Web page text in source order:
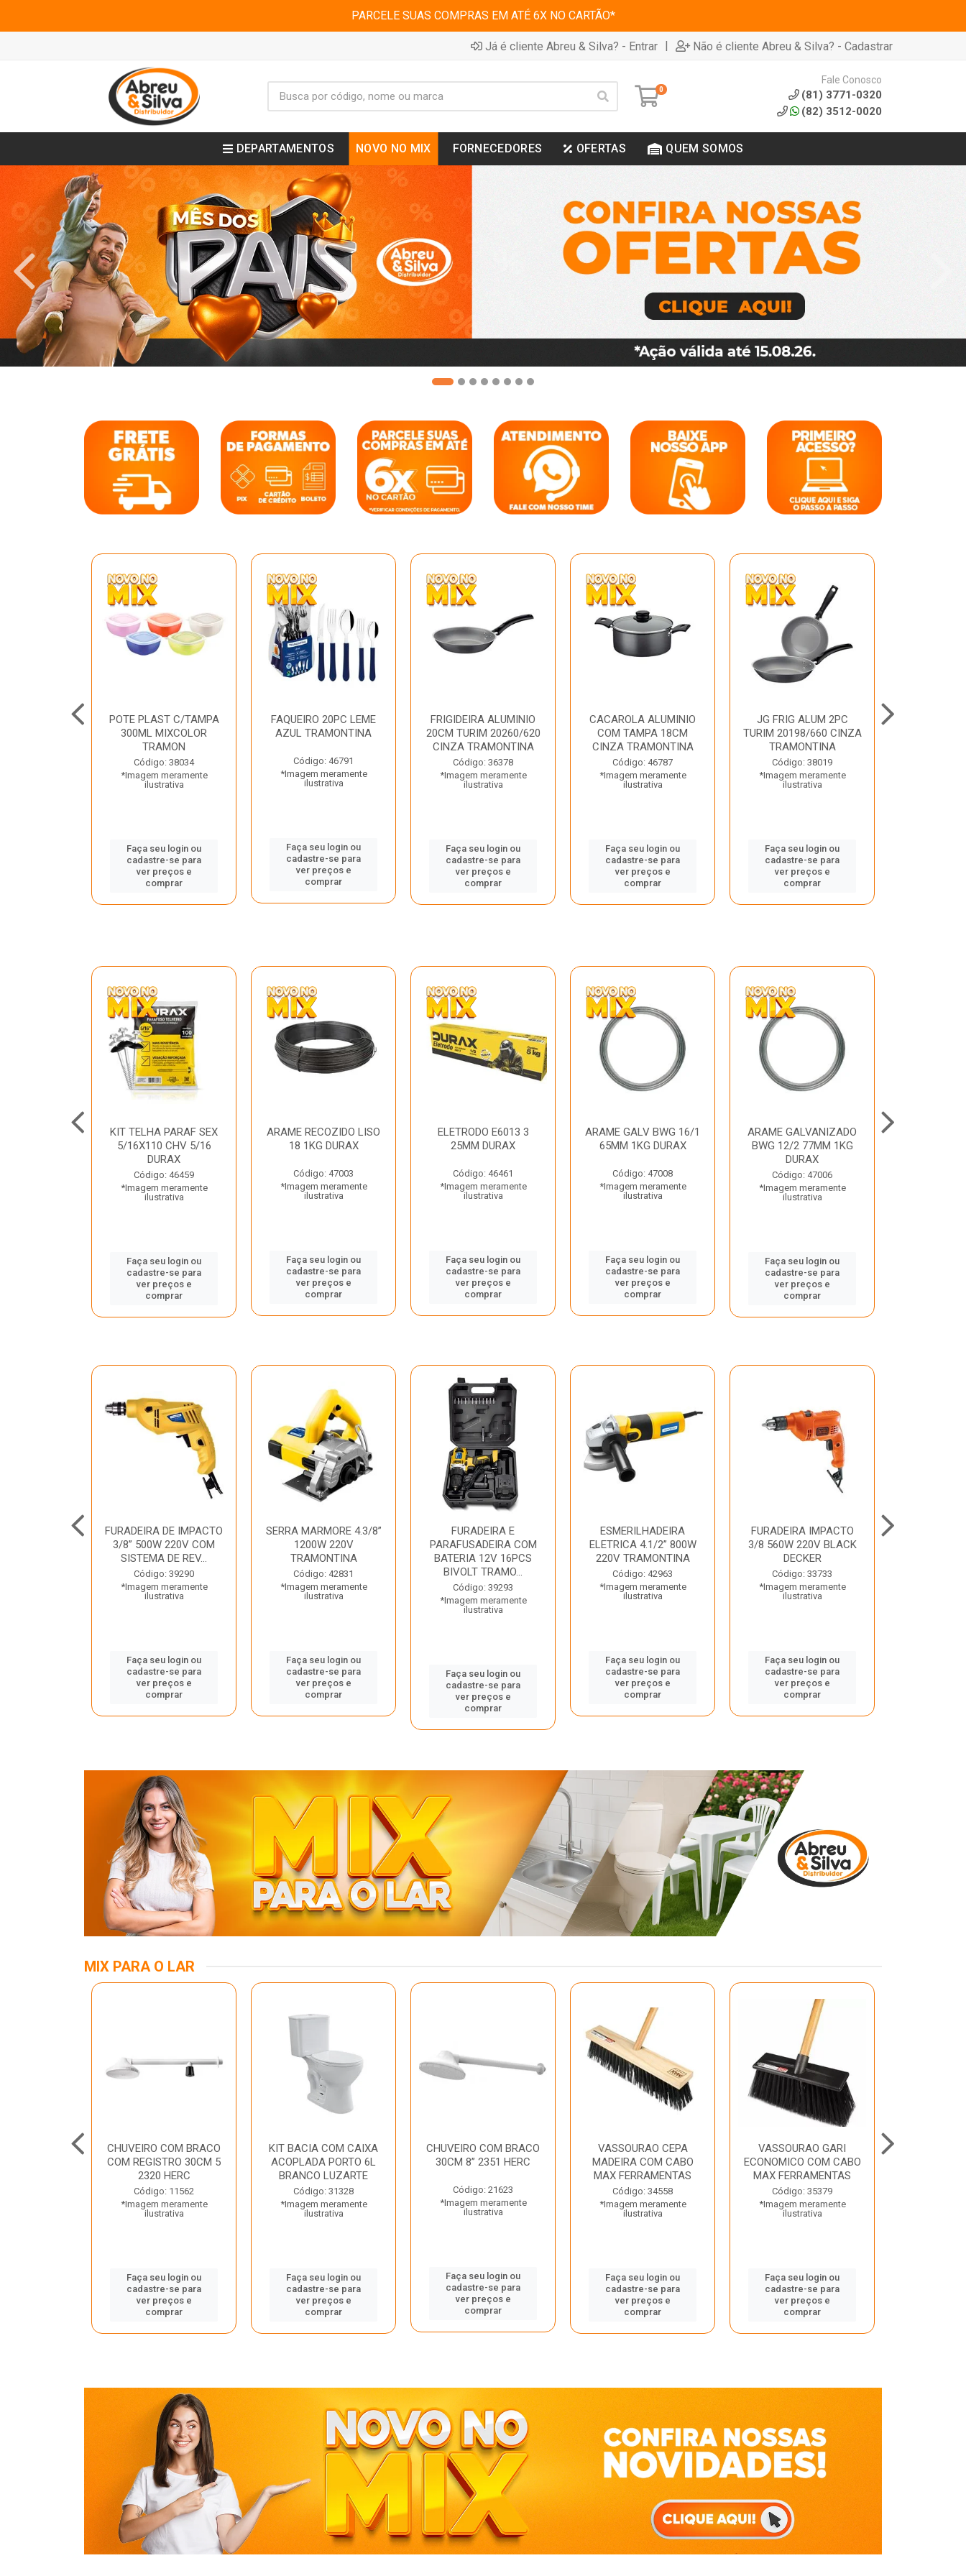
PARCELE SUAS COMPRAS EM ATÉ 6X NO CARTÃO*
Já é cliente Abreu & Silva? - Entrar | Não é cliente Abreu & Silva? - Cadastrar
0
Fale Conosco
(81) 3771-0320
(82) 3512-0020
DEPARTAMENTOS NOVO NO MIX FORNECEDORES OFERTAS QUEM SOMOS
POTE PLAST C/TAMPA
300ML MIXCOLOR
TRAMON
Código: 38034
*Imagem meramente
ilustrativa
Faça seu login ou
cadastre-se para
ver preços e
comprar
FAQUEIRO 20PC LEME
AZUL TRAMONTINA
Código: 46791
*Imagem meramente
ilustrativa
Faça seu login ou
cadastre-se para
ver preços e
comprar
FRIGIDEIRA ALUMINIO
20CM TURIM 20260/620
CINZA TRAMONTINA
Código: 36378
*Imagem meramente
ilustrativa
Faça seu login ou
cadastre-se para
ver preços e
comprar
CACAROLA ALUMINIO
COM TAMPA 18CM
CINZA TRAMONTINA
Código: 46787
*Imagem meramente
ilustrativa
Faça seu login ou
cadastre-se para
ver preços e
comprar
JG FRIG ALUM 2PC
TURIM 20198/660 CINZA
TRAMONTINA
Código: 38019
*Imagem meramente
ilustrativa
Faça seu login ou
cadastre-se para
ver preços e
comprar
KIT TELHA PARAF SEX
5/16X110 CHV 5/16
DURAX
Código: 46459
*Imagem meramente
ilustrativa
Faça seu login ou
cadastre-se para
ver preços e
comprar
ARAME RECOZIDO LISO
18 1KG DURAX
Código: 47003
*Imagem meramente
ilustrativa
Faça seu login ou
cadastre-se para
ver preços e
comprar
ELETRODO E6013 3
25MM DURAX
Código: 46461
*Imagem meramente
ilustrativa
Faça seu login ou
cadastre-se para
ver preços e
comprar
ARAME GALV BWG 16/1
65MM 1KG DURAX
Código: 47008
*Imagem meramente
ilustrativa
Faça seu login ou
cadastre-se para
ver preços e
comprar
ARAME GALVANIZADO
BWG 12/2 77MM 1KG
DURAX
Código: 47006
*Imagem meramente
ilustrativa
Faça seu login ou
cadastre-se para
ver preços e
comprar
FURADEIRA DE IMPACTO
3/8” 500W 220V COM
SISTEMA DE REV...
Código: 39290
*Imagem meramente
ilustrativa
Faça seu login ou
cadastre-se para
ver preços e
comprar
SERRA MARMORE 4.3/8”
1200W 220V
TRAMONTINA
Código: 42831
*Imagem meramente
ilustrativa
Faça seu login ou
cadastre-se para
ver preços e
comprar
FURADEIRA E
PARAFUSADEIRA COM
BATERIA 12V 16PCS
BIVOLT TRAMO...
Código: 39293
*Imagem meramente
ilustrativa
Faça seu login ou
cadastre-se para
ver preços e
comprar
ESMERILHADEIRA
ELETRICA 4.1/2” 800W
220V TRAMONTINA
Código: 42963
*Imagem meramente
ilustrativa
Faça seu login ou
cadastre-se para
ver preços e
comprar
FURADEIRA IMPACTO
3/8 560W 220V BLACK
DECKER
Código: 33733
*Imagem meramente
ilustrativa
Faça seu login ou
cadastre-se para
ver preços e
comprar
MIX PARA O LAR
CHUVEIRO COM BRACO
COM REGISTRO 30CM 5
2320 HERC
Código: 11562
*Imagem meramente
ilustrativa
Faça seu login ou
cadastre-se para
ver preços e
comprar
KIT BACIA COM CAIXA
ACOPLADA PORTO 6L
BRANCO LUZARTE
Código: 31328
*Imagem meramente
ilustrativa
Faça seu login ou
cadastre-se para
ver preços e
comprar
CHUVEIRO COM BRACO
30CM 8” 2351 HERC
Código: 21623
*Imagem meramente
ilustrativa
Faça seu login ou
cadastre-se para
ver preços e
comprar
VASSOURAO CEPA
MADEIRA COM CABO
MAX FERRAMENTAS
Código: 34558
*Imagem meramente
ilustrativa
Faça seu login ou
cadastre-se para
ver preços e
comprar
VASSOURAO GARI
ECONOMICO COM CABO
MAX FERRAMENTAS
Código: 35379
*Imagem meramente
ilustrativa
Faça seu login ou
cadastre-se para
ver preços e
comprar